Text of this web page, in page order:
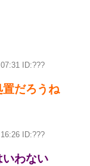
ID:???
だろうね
ID:???
わない